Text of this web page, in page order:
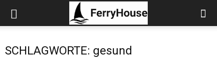
SCHLAGWORTE: gesund